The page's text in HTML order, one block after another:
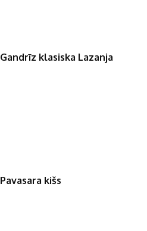
Gandrīz klasiska Lazanja
Pavasara kišs